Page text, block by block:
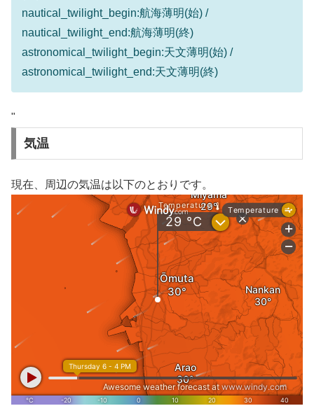
nautical_twilight_begin:航海薄明(始) /
nautical_twilight_end:航海薄明(終)
astronomical_twilight_begin:天文薄明(始) /
astronomical_twilight_end:天文薄明(終)
"
気温
現在、周辺の気温は以下のとおりです。